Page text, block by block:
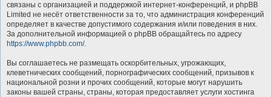
связаны с организацией и поддержкой интернет-конференций, и phpBB
Limited не несёт ответственности за то, что администрация конференций
определяет в качестве допустимого содержания и/или поведения в них.
За дополнительной информацией о phpBB обращайтесь по адресу
https://www.phpbb.com/.
Вы соглашаетесь не размещать оскорбительных, угрожающих,
клеветнических сообщений, порнографических сообщений, призывов к
национальной розни и прочих сообщений, которые могут нарушить
законы вашей страны, страны, которая предоставляет услуги хостинга